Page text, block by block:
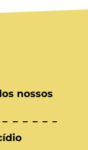
nossos